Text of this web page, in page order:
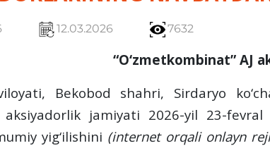
12.03.2026 7632
“O‘zmetkombinat” AJ
Bekobod shahri, Sirdaryo
aksiyadorlik jamiyati 2026-yil 23-
yig‘ilishini (internet orqali onlayn